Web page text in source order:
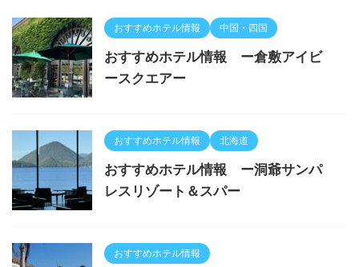
おすすめホテル情報 中国・四国
おすすめホテル情報 ー倉敷アイビ
ースクエアー
おすすめホテル情報 北海道
おすすめホテル情報 ー洞爺サンパ
レスリゾート＆スパー
おすすめホテル情報